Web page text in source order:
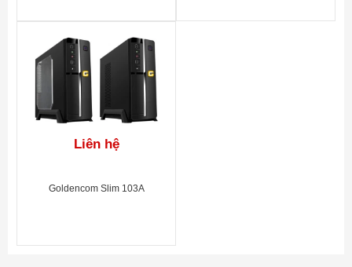
Liên hệ
Goldencom Slim 103A